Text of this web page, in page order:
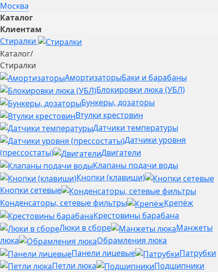
Москва
Каталог
Клиентам
Стиралки
Каталог/
Стиралки
АмортизаторыБаки и барабаны
Блокировки люка (УБЛ)
Бункеры, дозаторы
Втулки крестовин
Датчики температуры
Датчики уровня
(прессостаты)
Двигатели
Клапаны подачи воды
Кнопки (клавиши)
Кнопки сетевые
Конденсаторы, сетевые фильтры
Крепёж
Крестовины барабана
Люки в сборе
Манжеты
люка
Обрамления люка
Панели лицевые
Патрубки
Петли люка
Подшипники